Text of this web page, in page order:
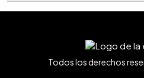
Todos los derechos